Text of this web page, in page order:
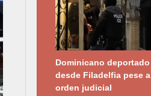
Dominicano deportado
desde Filadelfia pese a
orden judicial